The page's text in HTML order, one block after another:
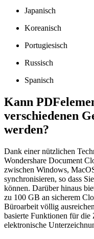
Japanisch
Koreanisch
Portugiesisch
Russisch
Spanisch
Kann
verschiedenen
werden?
Dank einer nützlichen
Wondershare Document
zwischen Windows,
synchronisieren, so dass
können. Darüber hinaus
zu 100 GB an sicherem
Büroarbeit völlig
basierte Funktionen für die
elektronische